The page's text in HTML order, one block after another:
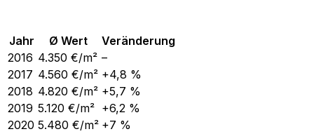
Jahr Ø Wert
Veränderung
2016 4.350 €/m² –
2017 4.560 €/m² +4,8 %
2018 4.820 €/m² +5,7 %
2019 5.120 €/m² +6,2 %
2020 5.480 €/m² +7 %